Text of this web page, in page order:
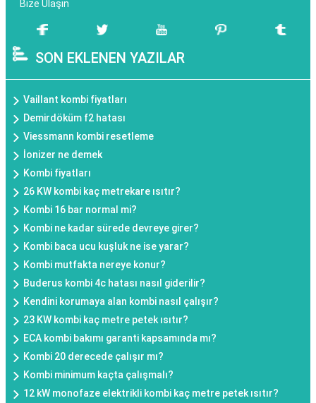
Bize Ulaşın
SON EKLENEN YAZILAR
Vaillant kombi fiyatları
Demirdöküm f2 hatası
Viessmann kombi resetleme
İonizer ne demek
Kombi fiyatları
26 KW kombi kaç metrekare ısıtır?
Kombi 16 bar normal mi?
Kombi ne kadar sürede devreye girer?
Kombi baca ucu kuşluk ne ise yarar?
Kombi mutfakta nereye konur?
Buderus kombi 4c hatası nasıl giderilir?
Kendini korumaya alan kombi nasıl çalışır?
23 KW kombi kaç metre petek ısıtır?
ECA kombi bakımı garanti kapsamında mı?
Kombi 20 derecede çalışır mı?
Kombi minimum kaçta çalışmalı?
12 kW monofaze elektrikli kombi kaç metre petek ısıtır?